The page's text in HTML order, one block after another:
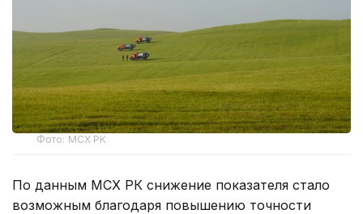
Фото: МСХ РК
По данным МСХ РК снижение показателя стало
возможным благодаря повышению точности